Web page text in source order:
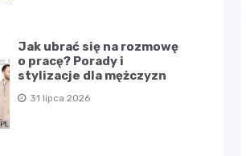
Jak ubrać się na rozmowę
o pracę? Porady i
stylizacje dla mężczyzn
31 lipca 2026